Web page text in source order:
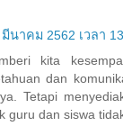
นาคม 2562 เวลา
kita
dan
Tetapi
guru dan siswa